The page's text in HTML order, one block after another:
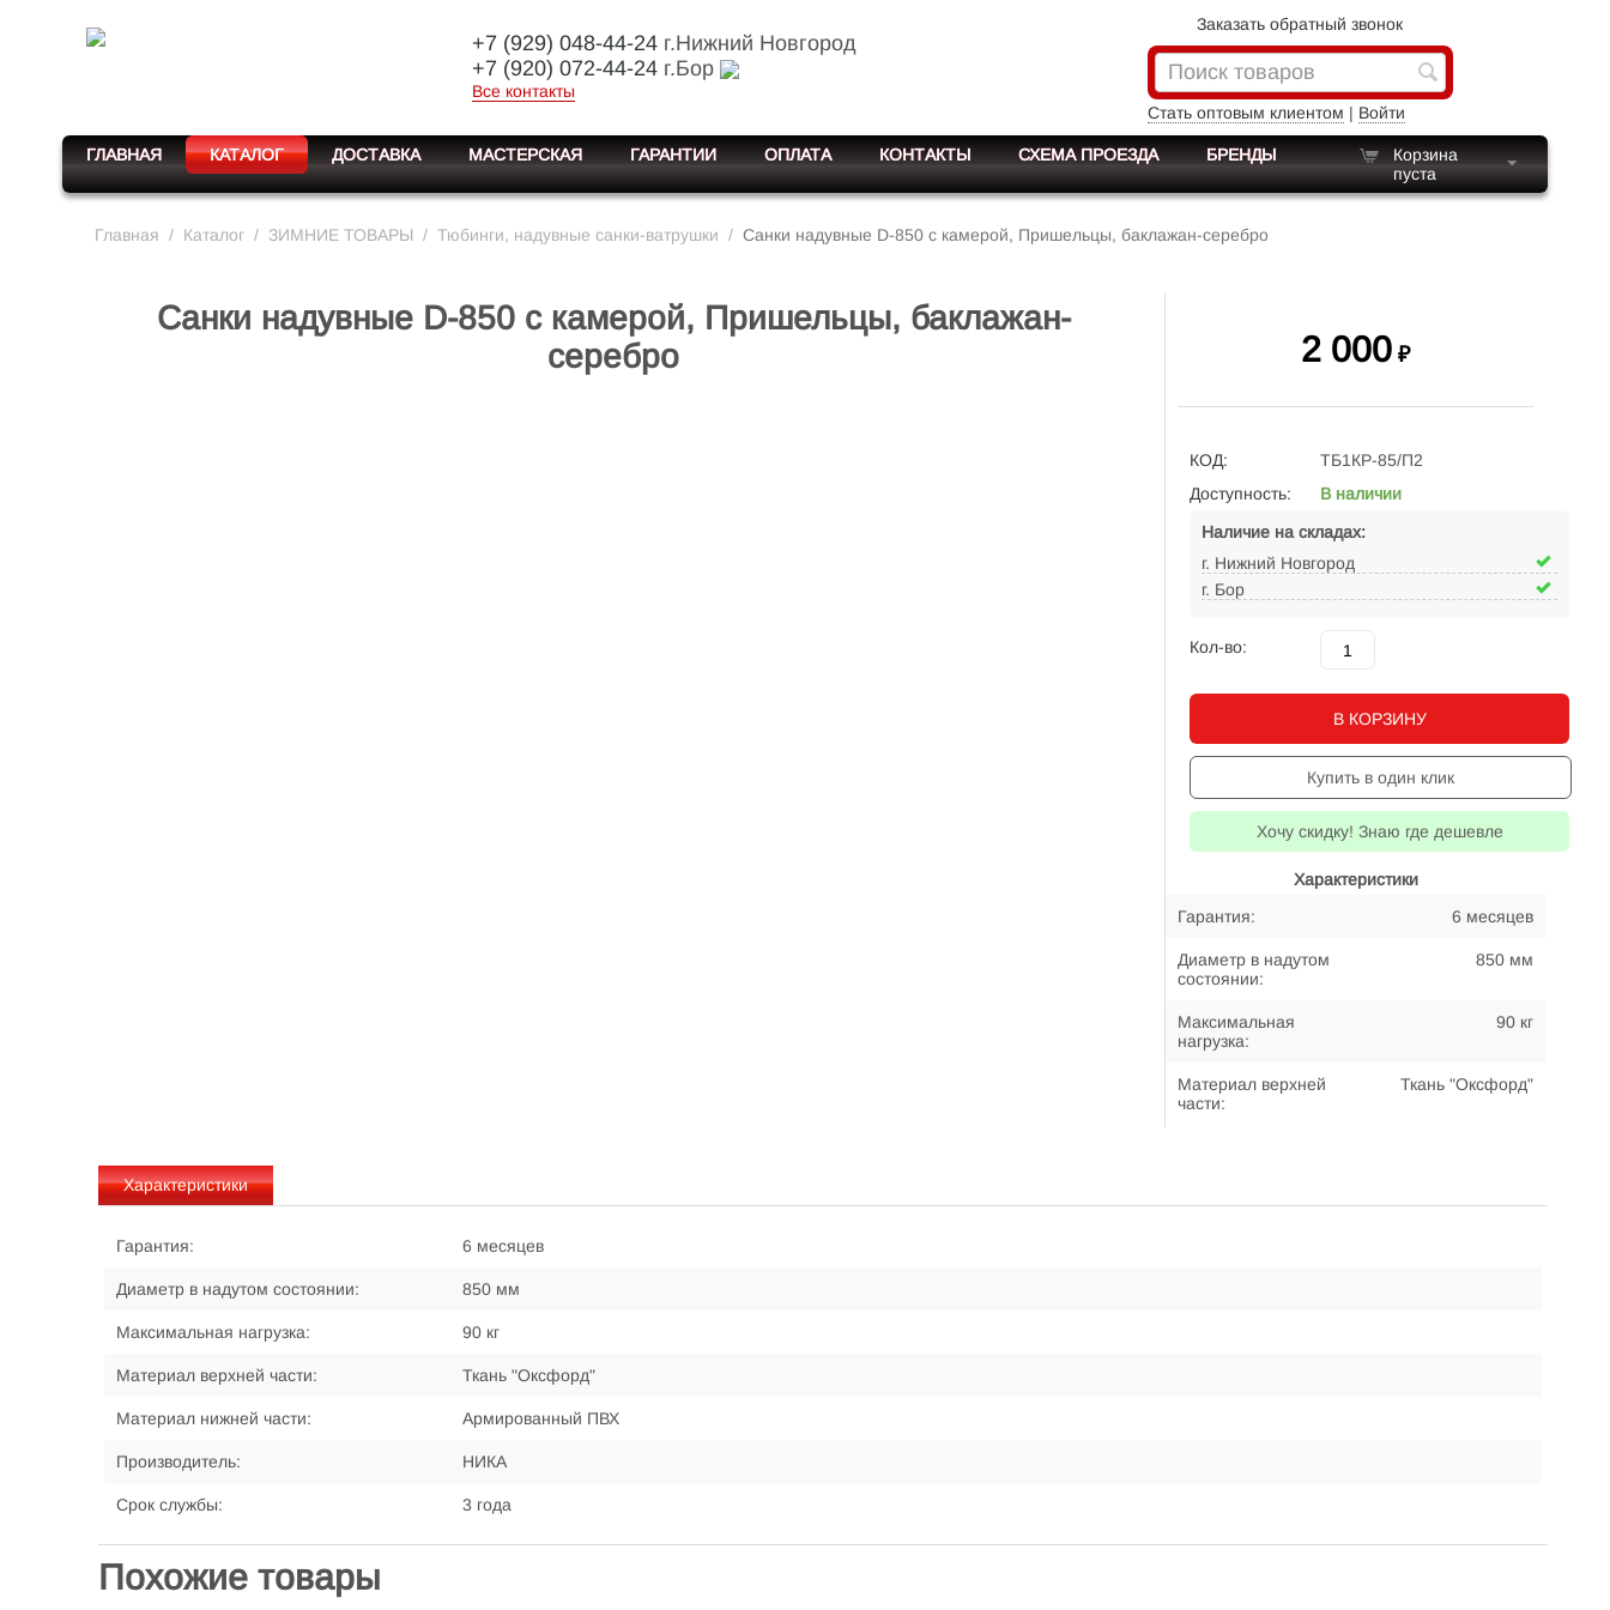
+7 (929) 048-44-24г.Нижний Новгород
+7 (920) 072-44-24г.Бор
Все контакты
Заказать обратный звонок
Стать оптовым клиентом | Войти
ГЛАВНАЯ КАТАЛОГ ДОСТАВКА МАСТЕРСКАЯ ГАРАНТИИ ОПЛАТА КОНТАКТЫ СХЕМА ПРОЕЗДА БРЕНДЫ
Корзина
пуста
Главная / Каталог / ЗИМНИЕ ТОВАРЫ / Тюбинги, надувные санки-ватрушки / Санки надувные D-850 с камерой, Пришельцы, баклажан-серебро
Санки надувные D-850 с камерой, Пришельцы, баклажан-
серебро
2 000 ₽
КОД:
ТБ1КР-85/П2
Доступность:
В наличии
Наличие на складах:
г. Нижний Новгород
г. Бор
Кол-во:
В КОРЗИНУ
Купить в один клик
Хочу скидку! Знаю где дешевле
Характеристики
Гарантия:
6 месяцев
Диаметр в надутом
состоянии:
850 мм
Максимальная
нагрузка:
90 кг
Материал верхней
части:
Ткань "Оксфорд"
Производитель: НИКА
Характеристики
Гарантия: 6 месяцев
Диаметр в надутом состоянии: 850 мм
Максимальная нагрузка: 90 кг
Материал верхней части: Ткань "Оксфорд"
Материал нижней части: Армированный ПВХ
Производитель: НИКА
Срок службы: 3 года
Похожие товары